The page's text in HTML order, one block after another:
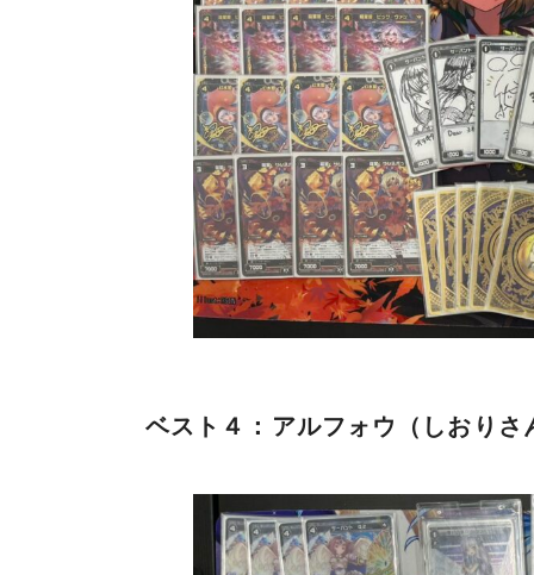
ベスト４：アルフォウ（しおりさ